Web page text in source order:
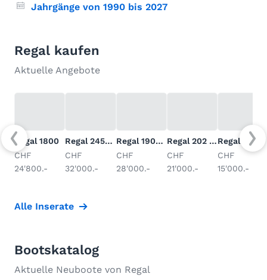
Jahrgänge von 1990 bis 2027
Regal kaufen
Aktuelle Angebote
Regal 1800
CHF
24'800.-
Regal 2450 Cuddy
CHF
32'000.-
Regal 1900 Bowrider
CHF
28'000.-
Regal 202 SC
CHF
21'000.-
Regal
CHF
15'000.-
Alle Inserate
Bootskatalog
Aktuelle Neuboote von Regal